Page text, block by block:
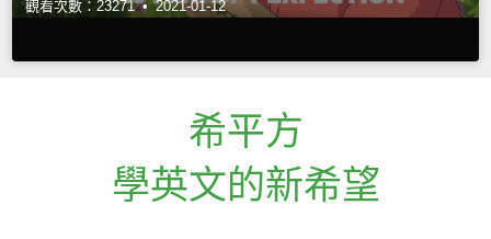
觀看次數：23271 • 2021-01-12
希平方
學英文的新希望